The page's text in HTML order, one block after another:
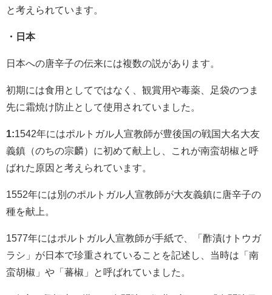
と考えられています。
・日本
日本への唐辛子の伝来には複数の説があります。
初期には食用としてではなく、観賞用や毒薬、足袋のつま
先に霜焼け防止として使用されていました。
1:1542年にはポルトガル人宣教師が豊後国の戦国大名大友
義鎮（のちの宗麟）に初めて献上し、これが南蛮胡椒と呼
ばれた原因と考えられています。
1552年には別のポルトガル人宣教師が大友義鎮に唐辛子の
種を献上。
1577年にはポルトガル人宣教師が手紙で、「酢漬けトウガ
ラシ」が日本で珍重されていることを記述し、当時は「南
蛮胡椒」や「蕃椒」と呼ばれていました。